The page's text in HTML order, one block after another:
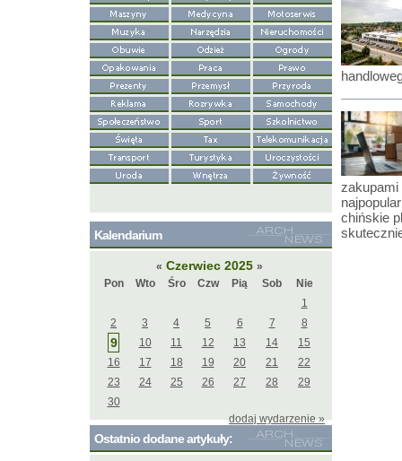
zakupami
chińskie
Kalendarium
« Czerwiec 2025 »
Pon
Wto Śro Czw Pią Sob
Nie
1
2
3 4 5 6 7 8
9 10 11 12 13 14
15
16
17 18 19 20 21
22
23
24 25 26 27 28
29
30
dodaj wydarzenie »
Ostatnio dodane artykuły: